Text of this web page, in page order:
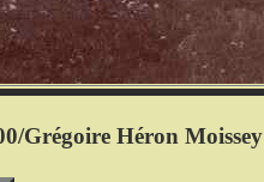
Grégoire Héron